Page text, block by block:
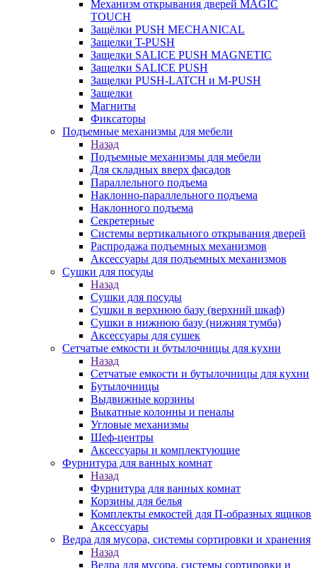
Механизм открывания дверей MAGIC
TOUCH
Защёлки PUSH MECHANICAL
Защелки T-PUSH
Защелки SALICE PUSH MAGNETIC
Защелки SALICE PUSH
Защелки PUSH-LATCH и M-PUSH
Защелки
Магниты
Фиксаторы
Подъемные механизмы для мебели
Назад
Подъемные механизмы для мебели
Для складных вверх фасадов
Параллельного подъема
Наклонно-параллельного подъема
Наклонного подъема
Секретерные
Системы вертикального открывания дверей
Распродажа подъемных механизмов
Аксессуары для подъемных механизмов
Сушки для посуды
Назад
Сушки для посуды
Сушки в верхнюю базу (верхний шкаф)
Сушки в нижнюю базу (нижняя тумба)
Аксессуары для сушек
Сетчатые емкости и бутылочницы для кухни
Назад
Сетчатые емкости и бутылочницы для кухни
Бутылочницы
Выдвижные корзины
Выкатные колонны и пеналы
Угловые механизмы
Шеф-центры
Аксессуары и комплектующие
Фурнитура для ванных комнат
Назад
Фурнитура для ванных комнат
Корзины для белья
Комплекты емкостей для П-образных ящиков
Аксессуары
Ведра для мусора, системы сортировки и хранения
Назад
Ведра для мусора, системы сортировки и